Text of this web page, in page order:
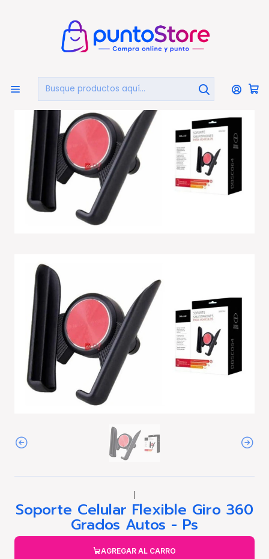
CELULARES Y ACCESORIOS Soportes Celular
Soporte Celular Flexible Giro 360 Grados Autos - Ps
|
Soporte Celular Flexible Giro 360
Grados Autos - Ps
AGREGAR AL CARRO